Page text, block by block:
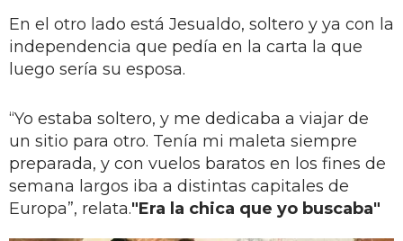
En el otro lado está Jesualdo, soltero y ya con la
independencia que pedía en la carta la que
luego sería su esposa.
“Yo estaba soltero, y me dedicaba a viajar de
un sitio para otro. Tenía mi maleta siempre
preparada, y con vuelos baratos en los fines de
semana largos iba a distintas capitales de
Europa”, relata."Era la chica que yo buscaba"